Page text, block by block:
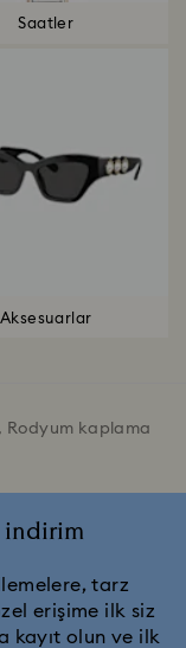
Saatler
Aksesuarlar
Rodyum kaplama
indirim
tarz
erişime ilk siz
kayıt olun ve ilk